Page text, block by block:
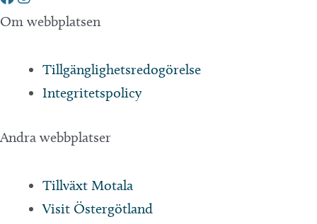
Om webbplatsen
Tillgänglighetsredogörelse
Integritetspolicy
Andra webbplatser
Tillväxt Motala
Visit Östergötland